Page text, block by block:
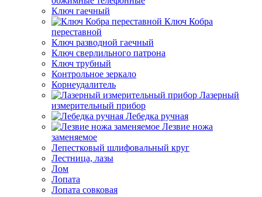
Ключ гаечный
Ключ Кобра
переставной
Ключ разводной гаечный
Ключ сверлильного патрона
Ключ трубный
Контрольное зеркало
Корнеудалитель
Лазерный
измерительный прибор
Лебедка ручная
Лезвие ножа
заменяемое
Лепестковый шлифовальный круг
Лестница, лазы
Лом
Лопата
Лопата совковая